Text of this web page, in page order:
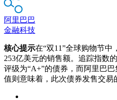
阿里巴巴
金融科技
核心提示在“双11”全球购物节中
253亿美元的销售额。追踪指数
评级为“A+”的债券，而阿里巴
值则意味着，此次债券发售交易